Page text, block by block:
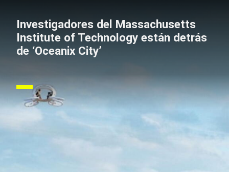
Investigadores del Massachusetts
Institute of Technology están detrás
de ‘Oceanix City’